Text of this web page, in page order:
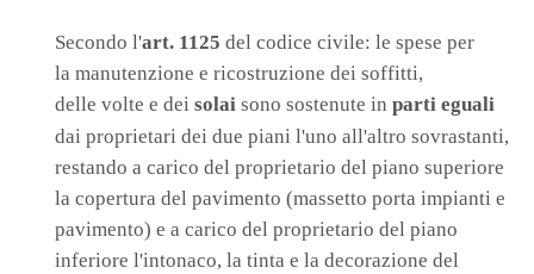
Secondo l'art. 1125 del codice civile: le spese per
la manutenzione e ricostruzione dei soffitti,
delle volte e dei solai sono sostenute in parti eguali
dai proprietari dei due piani l'uno all'altro sovrastanti,
restando a carico del proprietario del piano superiore
la copertura del pavimento (massetto porta impianti e
pavimento) e a carico del proprietario del piano
inferiore l'intonaco, la tinta e la decorazione del